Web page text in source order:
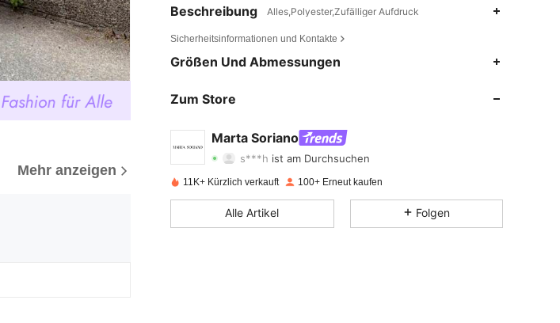
Mehr anzeigen
Beschreibung Alles,Polyester,Zufälliger Aufdruck
Sicherheitsinformationen und Kontakte
Größen Und Abmessungen
Zum Store
Marta Soriano
4,69
ist am Durchsuchen
4,69 Bewertung 353Artikel 6.2K
4,69 353 6.2K
11K+ Kürzlich verkauft 100+ Erneut kaufen
Alle Artikel Folgen